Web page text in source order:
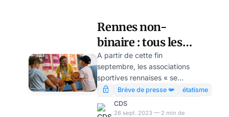
Rennes non-
binaire : tous les
garçons et les filles
? par Modeste
Schwartz
A partir de cette fin
septembre, les associations
sportives rennaises « se
verront accorder davantage
d’argent si elles recrutent des
jeunes filles et des mineurs
Brève de presse 📯
étatisme
CDS
26 sept. 2023 — 2 min de